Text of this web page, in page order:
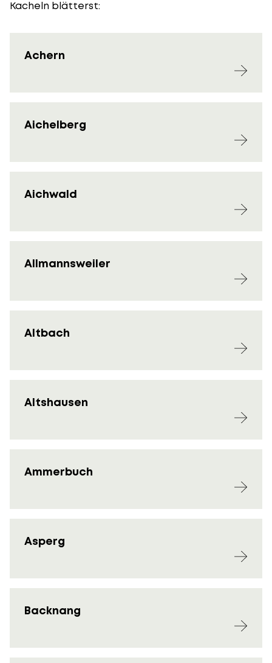
Kacheln blätterst:
Achern
Aichelberg
Aichwald
Allmannsweiler
Altbach
Altshausen
Ammerbuch
Asperg
Backnang